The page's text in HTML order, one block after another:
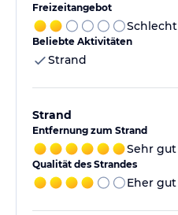
Freizeitangebot
Schlecht
Beliebte Aktivitäten
Strand
Strand
Entfernung zum Strand
Sehr gut
Qualität des Strandes
Eher gut